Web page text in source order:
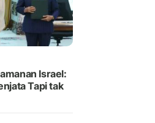
Israel:
Tapi tak